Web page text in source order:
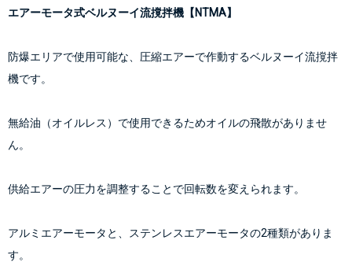
エアーモータ式ベルヌーイ流撹拌機【NTMA】
防爆エリアで使用可能な、圧縮エアーで作動するベルヌーイ流撹拌
機です。
無給油（オイルレス）で使用できるためオイルの飛散がありませ
ん。
供給エアーの圧力を調整することで回転数を変えられます。
アルミエアーモータと、ステンレスエアーモータの2種類がありま
す。